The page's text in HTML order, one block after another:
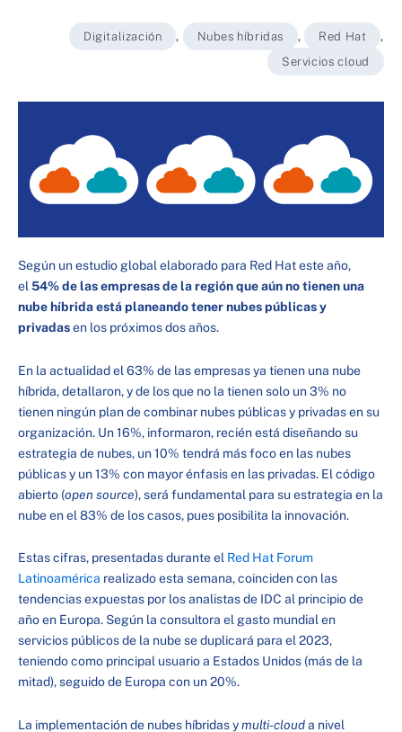
Digitalización , Nubes híbridas , Red Hat
,
Servicios cloud
Según un estudio global elaborado para Red Hat este año,
el54% de las empresas de la región que aún no tienen una
nube híbrida está planeando tener nubes públicas y
privadasen los próximos dos años.
En la actualidad el 63% de las empresas ya tienen una nube
híbrida, detallaron, y de los que no la tienen solo un 3% no
tienen ningún plan de combinar nubes públicas y privadas en su
organización. Un 16%, informaron, recién está diseñando su
estrategia de nubes, un 10% tendrá más foco en las nubes
públicas y un 13% con mayor énfasis en las privadas. El código
abierto (open source), será fundamental para su estrategia en la
nube en el 83% de los casos, pues posibilita la innovación.
Estas cifras, presentadas durante el Red Hat Forum
Latinoamérica realizado esta semana, coinciden con las
tendencias expuestas por los analistas de IDC al principio de
año en Europa. Según la consultora el gasto mundial en
servicios públicos de la nube se duplicará para el 2023,
teniendo como principal usuario a Estados Unidos (más de la
mitad), seguido de Europa con un 20%.
La implementación de nubes híbridas ymulti-clouda nivel